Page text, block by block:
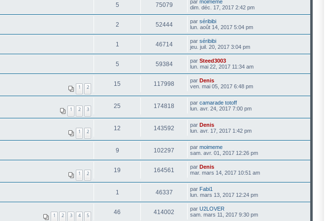
5 75079 par moimeme
dim. déc. 17, 2017 2:42 pm
2 52444 par séribibi
lun. août 14, 2017 5:04 pm
1 46714 par séribibi
jeu. juil. 20, 2017 3:04 pm
5 59384 par Steed3003
lun. mai 22, 2017 11:34 am
1 2 15 117998 par Denis
ven. mai 05, 2017 6:48 pm
1 2 3 25 174818 par camarade totoff
lun. avr. 24, 2017 7:00 pm
1 2 12 143592 par Denis
lun. avr. 17, 2017 1:42 pm
9 102297 par moimeme
sam. avr. 01, 2017 12:26 pm
1 2 19 164561 par Denis
mar. mars 14, 2017 10:51 am
1 46337 par Fabi1
lun. mars 13, 2017 12:24 pm
1 2 3 4 5 46 414002 par U2LOVER
sam. mars 11, 2017 9:30 pm